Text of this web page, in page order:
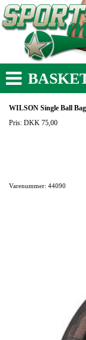
WILSON Single Ball Bag
Pris: DKK 75,00
Varenummer: 44090